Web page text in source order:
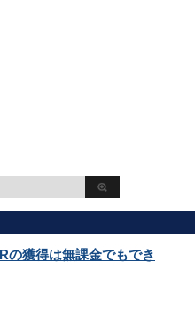
の獲得は無課金でもでき